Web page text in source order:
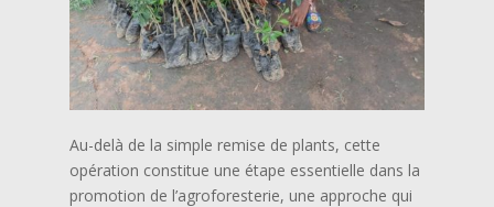
Au-delà de la simple remise de plants, cette
opération constitue une étape essentielle dans la
promotion de l’agroforesterie, une approche qui